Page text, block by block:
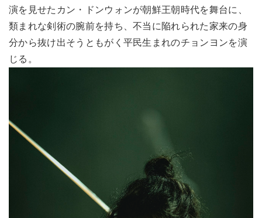
演を見せたカン・ドンウォンが朝鮮王朝時代を舞台に、
類まれな剣術の腕前を持ち、不当に陥れられた家来の身
分から抜け出そうともがく平民生まれのチョンヨンを演
じる。